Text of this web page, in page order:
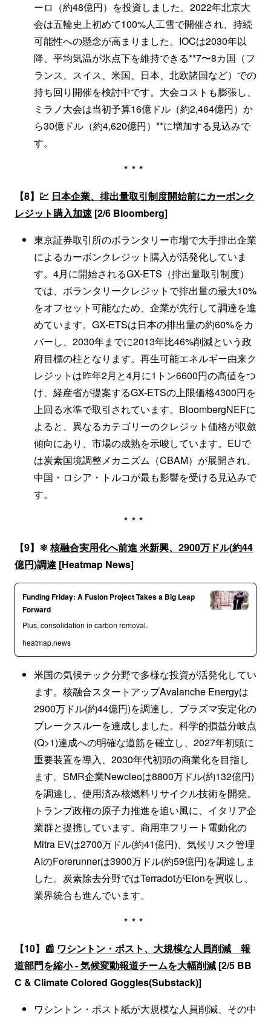
ーロ（約48億円）を投資しました。2022年北京大
会は五輪史上初めて100%人工雪で開催され、持続
可能性への懸念が高まりました。IOCは2030年以
降、平均気温が氷点下を維持できる**7〜8カ国（フ
ランス、スイス、米国、日本、北欧諸国など）での
持ち回り開催を検討中です。大会コストも膨張し、
ミラノ大会は当初予算16億ドル（約2,464億円）か
ら30億ドル（約4,620億円）**に増加する見込みで
す。
***
【8】💹 日本企業、排出量取引制度開始前にカーボンク
レジット購入加速 [2/6 Bloomberg]
東京証券取引所のボランタリー市場で大手排出企業
によるカーボンクレジット購入が活発化していま
す。4月に開始されるGX-ETS（排出量取引制度）
では、ボランタリークレジットで排出量の最大10%
をオフセット可能なため、企業が先行して調達を進
めています。GX-ETSは日本の排出量の約60%をカ
バーし、2030年までに2013年比46%削減という政
府目標の柱となります。再生可能エネルギー由来ク
レジットは昨年2月と4月に1トン6600円の高値をつ
け、経産省が提案するGX-ETSの上限価格4300円を
上回る水準で取引されています。BloombergNEFに
よると、異なるカテゴリーのクレジット価格が収斂
傾向にあり、市場の成熟を示唆しています。EUで
は炭素国境調整メカニズム（CBAM）が展開され、
中国・ロシア・トルコが最も影響を受ける見込みで
す。
***
【9】⚛️ 核融合実用化へ前進 米新興、2900万ドル(約44
億円)調達 [Heatmap News]
Funding Friday: A Fusion Project Takes a Big Leap
Forward
Plus, consolidation in carbon removal.
heatmap.news
米国の気候テック分野で多様な投資が活発化してい
ます。核融合スタートアップAvalanche Energyは
2900万ドル(約44億円)を調達し、プラズマ安定化の
ブレークスルーを達成しました。科学的損益分岐点
(Q>1)達成への明確な道筋を確立し、2027年初頭に
重要装置を導入、2030年代初頭の商業化を目指し
ます。SMR企業Newcleoは8800万ドル(約132億円)
を調達し、使用済み核燃料リサイクル技術を開発。
トランプ政権の原子力推進を追い風に、イタリア企
業群と提携しています。商用車フリート電動化の
Mitra EVは2700万ドル(約41億円)、気候リスク管理
AIのForerunnerは3900万ドル(約59億円)を調達しま
した。炭素除去分野ではTerradotがEionを買収し、
業界統合も進んでいます。
***
【10】📰 ワシントン・ポスト、大規模な人員削減 報
道部門を縮小 - 気候変動報道チームを大幅削減 [2/5 BB
C & Climate Colored Goggles(Substack)]
ワシントン・ポスト紙が大規模な人員削減、その中